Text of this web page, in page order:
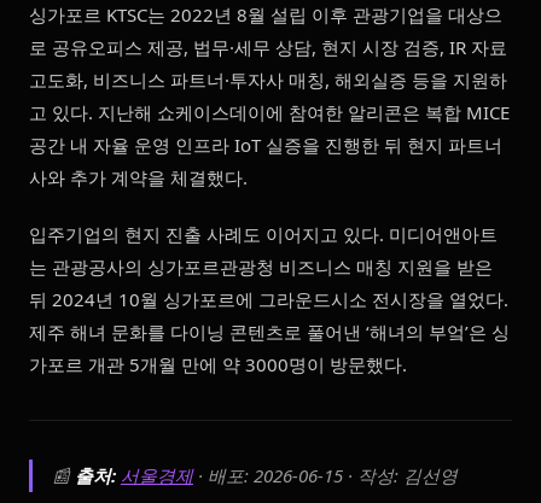
싱가포르 KTSC는 2022년 8월 설립 이후 관광기업을 대상으
로 공유오피스 제공, 법무·세무 상담, 현지 시장 검증, IR 자료
고도화, 비즈니스 파트너·투자사 매칭, 해외실증 등을 지원하
고 있다. 지난해 쇼케이스데이에 참여한 알리콘은 복합 MICE
공간 내 자율 운영 인프라 IoT 실증을 진행한 뒤 현지 파트너
사와 추가 계약을 체결했다.
입주기업의 현지 진출 사례도 이어지고 있다. 미디어앤아트
는 관광공사의 싱가포르관광청 비즈니스 매칭 지원을 받은
뒤 2024년 10월 싱가포르에 그라운드시소 전시장을 열었다.
제주 해녀 문화를 다이닝 콘텐츠로 풀어낸 ‘해녀의 부엌’은 싱
가포르 개관 5개월 만에 약 3000명이 방문했다.
📰 출처: 서울경제· 배포: 2026-06-15 · 작성: 김선영